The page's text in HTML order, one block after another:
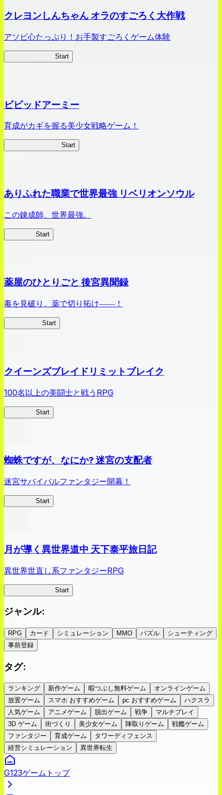
クレヨンしんちゃん オラのすごろく大作戦
アソビ心たっぷり！お手製すごろくゲーム体験
Start
ビビッドアーミー
育成がカギを握る美少女戦略ゲーム！
Start
ありふれた職業で世界最強 リベリオンソウル
この錬成師、世界最強。
Start
薬屋のひとりごと 後宮異聞録
毒を見破り、薬で切り拓け――！
Start
クイーンズブレイドリミットブレイク
100名以上の美闘士と戦うRPG
Start
蜘蛛ですが、なにか? 迷宮の支配者
迷宮サバイバルファンタジー開幕！
Start
月が導く異世界道中 天下泰平旅日記
異世界世直し系ファンタジーRPG
Start
ジャンル:
RPG カード シミュレーション MMO パズル
シューティング
事前登録
タグ:
ランキング 新作ゲーム 暇つぶし無料ゲーム
オンラインゲーム
放置ゲーム
スマホ おすすめゲーム pc おすすめゲーム
ハクスラ
人気ゲーム
アニメゲーム 脱出ゲーム 戦争
マルチプレイ
3D ゲーム
街づくり 美少女ゲーム 陣取りゲーム
戦艦ゲーム
ファンタジー
育成ゲーム
タワーディフェンス
経営シミュレーション
異世界転生
G123ゲームトップ